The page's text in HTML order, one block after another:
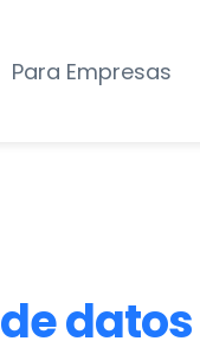
Para Empresas
datos